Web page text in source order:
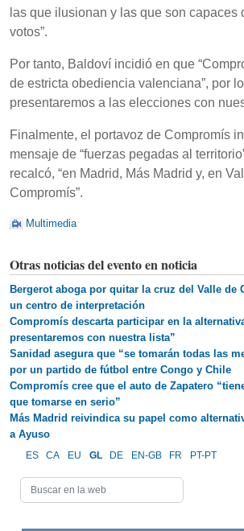
las que ilusionan y las que son capaces
votos”.
Por tanto, Baldoví incidió en que
de estricta obediencia valenciana”, por
presentaremos a las elecciones con
Finalmente, el portavoz de Compromís
mensaje de “fuerzas pegadas al
recalcó, “en Madrid, Más Madrid y, en
Compromís”.
Multimedia
Otras noticias del evento en noticia
Bergerot aboga por quitar la cruz del Valle de
un centro de interpretación
Compromís descarta participar en la
presentaremos con nuestra lista”
Sanidad asegura que “se tomarán todas las
por un partido de fútbol entre Congo y Chile
Compromís cree que el auto de Zapatero
que tomarse en serio”
Más Madrid reivindica su papel como
a Ayuso
ES CA EU GL DE EN-GB FR PT-PT